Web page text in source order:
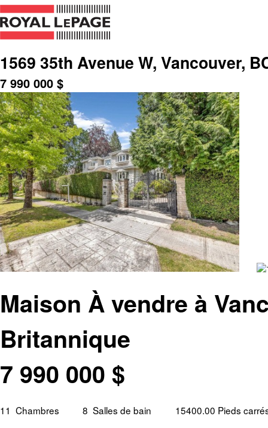
1569 35th Avenue W, Vancouver,
7 990 000 $
Maison À vendre à
Britannique
7 990 000 $
11 Chambres 8 Salles de bain 15400.00 Pieds